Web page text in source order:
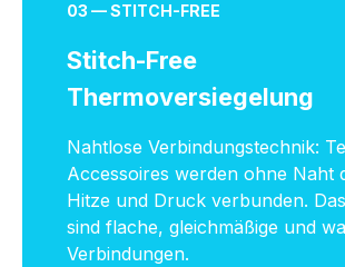
03 — STITCH-FREE
Stitch-Free
Thermoversiegelung
Nahtlose Verbindungstechnik:
Accessoires werden ohne Naht
Hitze und Druck verbunden.
sind flache, gleichmäßige und
Verbindungen.